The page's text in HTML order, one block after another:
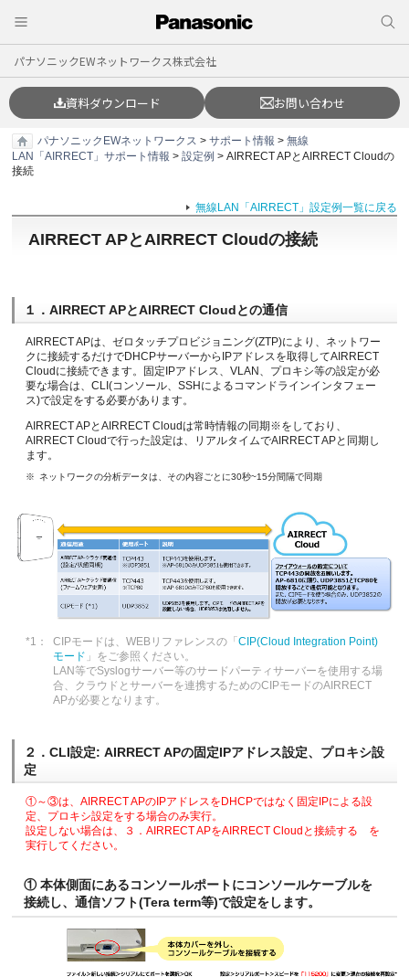
パナソニックEWネットワークス株式会社
資料ダウンロード お問い合わせ
パナソニックEWネットワークス >サポート情報 >無線
LAN「AIRRECT」サポート情報 >設定例 > AIRRECT APとAIRRECT Cloudの
接続
無線LAN「AIRRECT」設定例一覧に戻る
AIRRECT APとAIRRECT Cloudの接続
１．AIRRECT APとAIRRECT Cloudとの通信
AIRRECT APは、ゼロタッチプロビジョニング(ZTP)により、ネットワー
クに接続するだけでDHCPサーバーからIPアドレスを取得してAIRRECT
Cloudに接続できます。固定IPアドレス、VLAN、プロキシ等の設定が必
要な場合は、CLI(コンソール、SSHによるコマンドラインインタフェー
ス)で設定をする必要があります。
AIRRECT APとAIRRECT Cloudは常時情報の同期※をしており、
AIRRECT Cloudで行った設定は、リアルタイムでAIRRECT APと同期し
ます。
ネットワークの分析データは、その内容ごとに30秒~15分間隔で同期
CIPモードは、WEBリファレンスの「CIP(Cloud Integration Point)
モード 」をご参照ください。
LAN等でSyslogサーバー等のサードパーティサーバーを使用する場
合、クラウドとサーバーを連携するためのCIPモードのAIRRECT
APが必要となります。
２．CLI設定: AIRRECT APの固定IPアドレス設定、プロキシ設
定
①～③は、AIRRECT APのIPアドレスをDHCPではなく固定IPによる設
定、プロキシ設定をする場合のみ実行。
設定しない場合は、３．AIRRECT APをAIRRECT Cloudと接続する を
実行してください。
① 本体側面にあるコンソールポートにコンソールケーブルを
接続し、通信ソフト(Tera term等)で設定をします。